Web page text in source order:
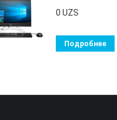
0 UZS
Подробнее